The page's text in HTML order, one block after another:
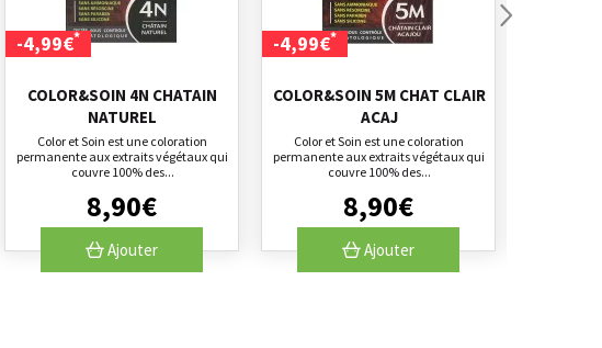
-4,99€*
COLOR&SOIN 4N CHATAIN
NATUREL
Color et Soin est une coloration
permanente aux extraits végétaux qui
couvre 100% des...
8,90€
Ajouter
-4,99€*
COLOR&SOIN 5M CHAT CLAIR
ACAJ
Color et Soin est une coloration
permanente aux extraits végétaux qui
couvre 100% des...
8,90€
Ajouter